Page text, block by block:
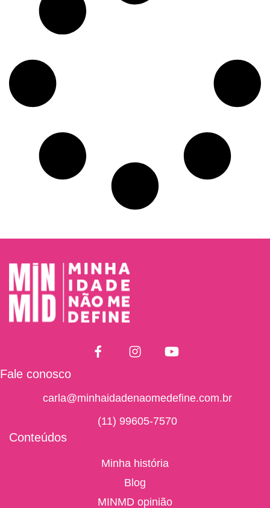
Fale conosco
carla@minhaidadenaomedefine.com.br
(11) 99605-7570
Conteúdos
Minha história
Blog
MINMD opinião